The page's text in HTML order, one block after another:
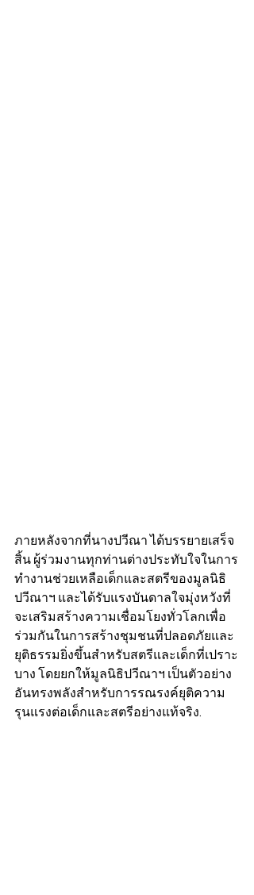
ภายหลังจากที่นางปวีณา ได้บรรยายเสร็จ
สิ้น ผู้ร่วมงานทุกท่านต่างประทับใจในการ
ทำงานช่วยเหลือเด็กและสตรีของมูลนิธิ
ปวีณาฯ และได้รับแรงบันดาลใจมุ่งหวังที่
จะเสริมสร้างความเชื่อมโยงทั่วโลกเพื่อ
ร่วมกันในการสร้างชุมชนที่ปลอดภัยและ
ยุติธรรมยิ่งขึ้นสำหรับสตรีและเด็กที่เปราะ
บาง โดยยกให้มูลนิธิปวีณาฯ เป็นตัวอย่าง
อันทรงพลังสำหรับการรณรงค์ยุติความ
รุนแรงต่อเด็กและสตรีอย่างแท้จริง.